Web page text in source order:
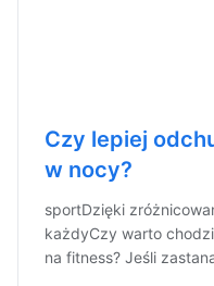
Czy lepiej
w nocy?
sportDzięki
każdyCzy warto
na fitness? Jeśli